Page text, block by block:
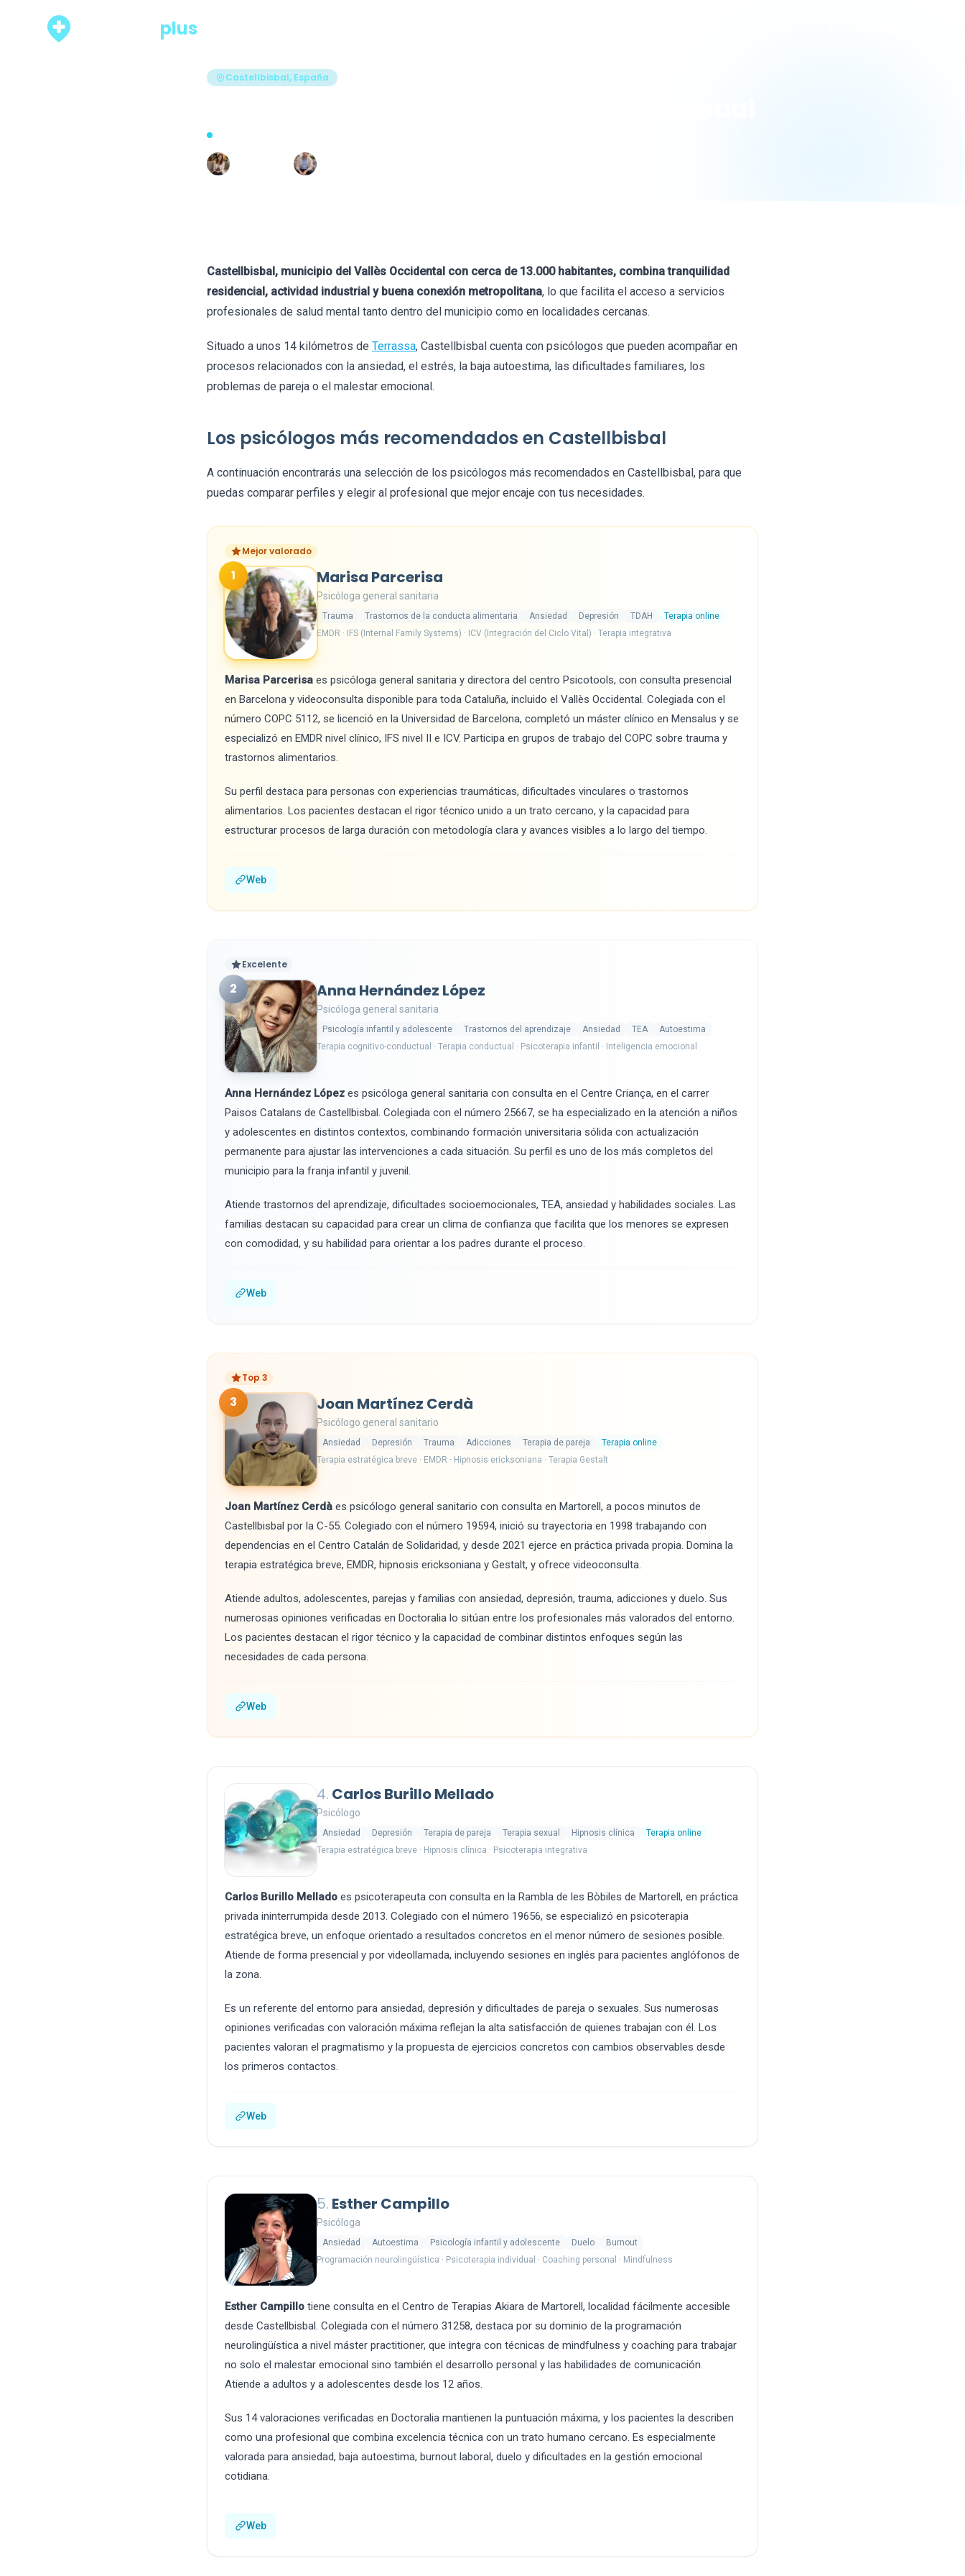
plus
Castellbisbal, España
Castellbisbal, municipio del Vallès Occidental con cerca de 13.000 habitantes, combina tranquilidad
residencial, actividad industrial y buena conexión metropolitana, lo que facilita el acceso a servicios
profesionales de salud mental tanto dentro del municipio como en localidades cercanas.
Situado a unos 14 kilómetros de Terrassa, Castellbisbal cuenta con psicólogos que pueden acompañar en
procesos relacionados con la ansiedad, el estrés, la baja autoestima, las dificultades familiares, los
problemas de pareja o el malestar emocional.
Los psicólogos más recomendados en Castellbisbal
A continuación encontrarás una selección de los psicólogos más recomendados en Castellbisbal, para que
puedas comparar perfiles y elegir al profesional que mejor encaje con tus necesidades.
Mejor valorado
1 Marisa Parcerisa
Psicóloga general sanitaria
Trauma Trastornos de la conducta alimentaria Ansiedad Depresión TDAH
Terapia online
EMDR · IFS (Internal Family Systems) · ICV (Integración del Ciclo Vital) · Terapia integrativa
Marisa Parcerisa es psicóloga general sanitaria y directora del centro Psicotools, con consulta presencial
en Barcelona y videoconsulta disponible para toda Cataluña, incluido el Vallès Occidental. Colegiada con el
número COPC 5112, se licenció en la Universidad de Barcelona, completó un máster clínico en Mensalus y se
especializó en EMDR nivel clínico, IFS nivel II e ICV. Participa en grupos de trabajo del COPC sobre trauma y
trastornos alimentarios.
Su perfil destaca para personas con experiencias traumáticas, dificultades vinculares o trastornos
alimentarios. Los pacientes destacan el rigor técnico unido a un trato cercano, y la capacidad para
estructurar procesos de larga duración con metodología clara y avances visibles a lo largo del tiempo.
Web
Excelente
2 Anna Hernández López
Psicóloga general sanitaria
Psicología infantil y adolescente Trastornos del aprendizaje Ansiedad TEA
Autoestima
Terapia cognitivo-conductual · Terapia conductual · Psicoterapia infantil · Inteligencia emocional
Anna Hernández López es psicóloga general sanitaria con consulta en el Centre Criança, en el carrer
Paisos Catalans de Castellbisbal. Colegiada con el número 25667, se ha especializado en la atención a niños
y adolescentes en distintos contextos, combinando formación universitaria sólida con actualización
permanente para ajustar las intervenciones a cada situación. Su perfil es uno de los más completos del
municipio para la franja infantil y juvenil.
Atiende trastornos del aprendizaje, dificultades socioemocionales, TEA, ansiedad y habilidades sociales. Las
familias destacan su capacidad para crear un clima de confianza que facilita que los menores se expresen
con comodidad, y su habilidad para orientar a los padres durante el proceso.
Web
Top 3
3 Joan Martínez Cerdà
Psicólogo general sanitario
Ansiedad Depresión Trauma Adicciones Terapia de pareja
Terapia online
Terapia estratégica breve · EMDR · Hipnosis ericksoniana · Terapia Gestalt
Joan Martínez Cerdà es psicólogo general sanitario con consulta en Martorell, a pocos minutos de
Castellbisbal por la C-55. Colegiado con el número 19594, inició su trayectoria en 1998 trabajando con
dependencias en el Centro Catalán de Solidaridad, y desde 2021 ejerce en práctica privada propia. Domina la
terapia estratégica breve, EMDR, hipnosis ericksoniana y Gestalt, y ofrece videoconsulta.
Atiende adultos, adolescentes, parejas y familias con ansiedad, depresión, trauma, adicciones y duelo. Sus
numerosas opiniones verificadas en Doctoralia lo sitúan entre los profesionales más valorados del entorno.
Los pacientes destacan el rigor técnico y la capacidad de combinar distintos enfoques según las
necesidades de cada persona.
Web
4. Carlos Burillo Mellado
Psicólogo
Ansiedad Depresión Terapia de pareja Terapia sexual Hipnosis clínica
Terapia online
Terapia estratégica breve · Hipnosis clínica · Psicoterapia integrativa
Carlos Burillo Mellado es psicoterapeuta con consulta en la Rambla de les Bòbiles de Martorell, en práctica
privada ininterrumpida desde 2013. Colegiado con el número 19656, se especializó en psicoterapia
estratégica breve, un enfoque orientado a resultados concretos en el menor número de sesiones posible.
Atiende de forma presencial y por videollamada, incluyendo sesiones en inglés para pacientes anglófonos de
la zona.
Es un referente del entorno para ansiedad, depresión y dificultades de pareja o sexuales. Sus numerosas
opiniones verificadas con valoración máxima reflejan la alta satisfacción de quienes trabajan con él. Los
pacientes valoran el pragmatismo y la propuesta de ejercicios concretos con cambios observables desde
los primeros contactos.
Web
5. Esther Campillo
Psicóloga
Ansiedad Autoestima Psicología infantil y adolescente Duelo
Burnout
Programación neurolingüística · Psicoterapia individual · Coaching personal · Mindfulness
Esther Campillo tiene consulta en el Centro de Terapias Akiara de Martorell, localidad fácilmente accesible
desde Castellbisbal. Colegiada con el número 31258, destaca por su dominio de la programación
neurolingüística a nivel máster practitioner, que integra con técnicas de mindfulness y coaching para trabajar
no solo el malestar emocional sino también el desarrollo personal y las habilidades de comunicación.
Atiende a adultos y a adolescentes desde los 12 años.
Sus 14 valoraciones verificadas en Doctoralia mantienen la puntuación máxima, y los pacientes la describen
como una profesional que combina excelencia técnica con un trato humano cercano. Es especialmente
valorada para ansiedad, baja autoestima, burnout laboral, duelo y dificultades en la gestión emocional
cotidiana.
Web